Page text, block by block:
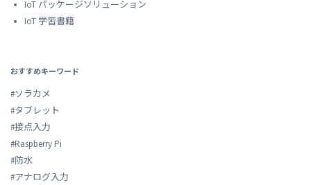
IoT パッケージソリューション
IoT 学習書籍
おすすめキーワード
#ソラカメ
#タブレット
#接点入力
#Raspberry Pi
#防水
#アナログ入力